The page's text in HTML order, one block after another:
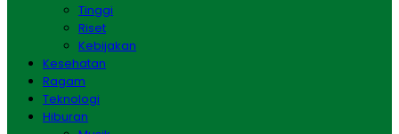
Tinggi
Riset
Kebijakan
Kesehatan
Ragam
Teknologi
Hiburan